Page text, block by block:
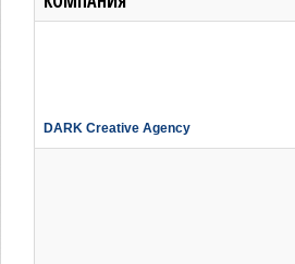
DARK Creative Agency